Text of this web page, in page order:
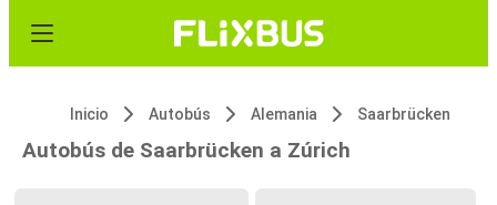
Inicio Autobús Alemania Saarbrücken
Autobús de Saarbrücken a Zúrich